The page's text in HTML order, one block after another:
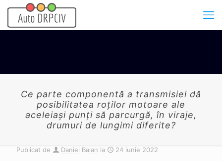
Ce parte componentă a transmisiei dă
posibilitatea roţilor motoare ale
aceleiaşi punţi să parcurgă, în viraje,
drumuri de lungimi diferite?
Publicat de Daniel Balan la 24 iunie 2022